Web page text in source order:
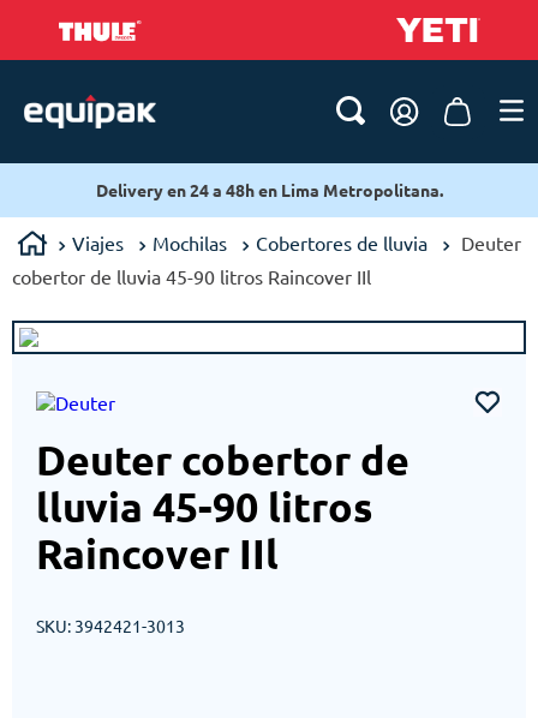
Delivery en 24 a 48h en Lima Metropolitana.
Viajes Mochilas Cobertores de lluvia
Deuter
cobertor de lluvia 45-90 litros Raincover IIl
Deuter cobertor de
lluvia 45-90 litros
Raincover IIl
SKU: 3942421-3013